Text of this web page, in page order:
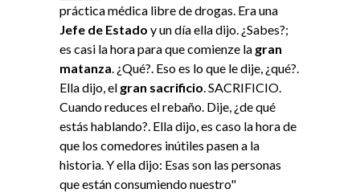
práctica médica libre de drogas. Era una
Jefe de Estado y un día ella dijo. ¿Sabes?;
es casi la hora para que comienze la gran
matanza. ¿Qué?. Eso es lo que le dije, ¿qué?.
Ella dijo, el gran sacrificio. SACRIFICIO.
Cuando reduces el rebaño. Dije, ¿de qué
estás hablando?. Ella dijo, es caso la hora de
que los comedores inútiles pasen a la
historia. Y ella dijo: Esas son las personas
que están consumiendo nuestro"